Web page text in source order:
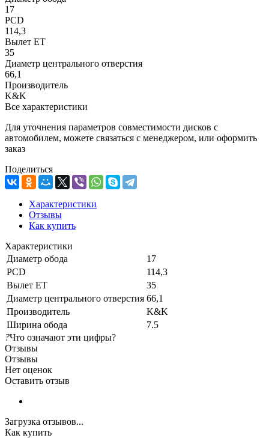
17
PCD
114,3
Вылет ET
35
Диаметр центрального отверстия
66,1
Производитель
K&K
Все характеристики
Для уточнения параметров совместимости дисков с
автомобилем, можете связаться с менеджером, или оформить
заказ
Поделиться
Характеристики
Отзывы
Как купить
Характеристики
Диаметр обода
17
PCD
114,3
Вылет ET
35
Диаметр центрального отверстия 66,1
Производитель
K&K
Ширина обода
7.5
?Что означают эти цифры?
Отзывы
Отзывы
Нет оценок
Оставить отзыв
Загрузка отзывов...
Как купить